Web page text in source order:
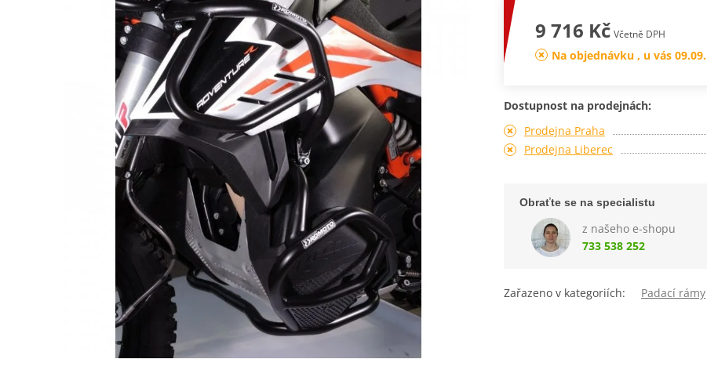
9 716 Kč Včetně DPH
Na objednávku , u vás 09.09.
Dostupnost na prodejnách:
Prodejna Praha
Prodejna Liberec
Obraťte se na specialistu
z našeho e-shopu
733 538 252
Zařazeno v kategoriích: Padací rámy